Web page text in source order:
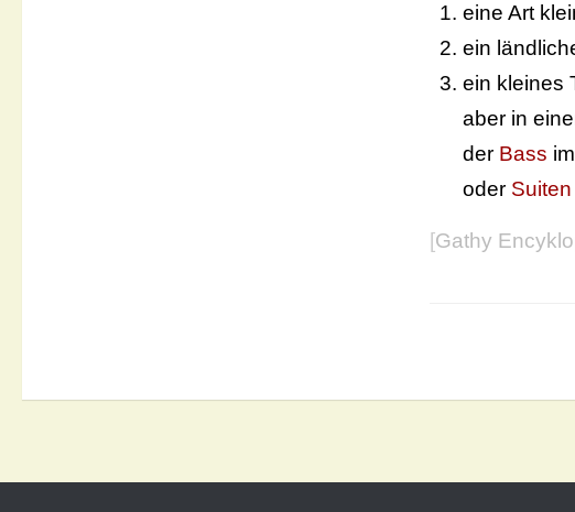
eine Art
ein
ein kleines
aber in
der Bass
oder Suiten
[Gathy